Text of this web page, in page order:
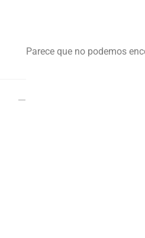
Parece que no podemos